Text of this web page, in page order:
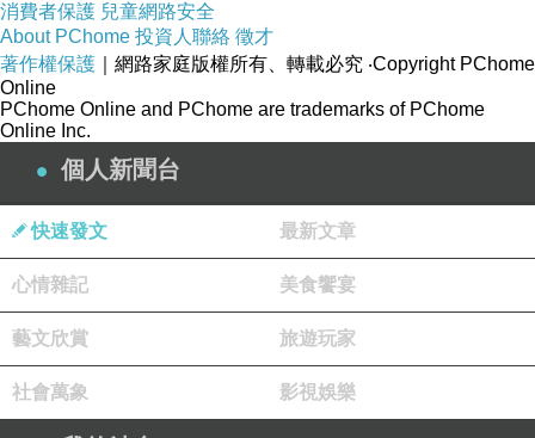
消費者保護 兒童網路安全
About PChome 投資人聯絡 徵才
著作權保護 ｜網路家庭版權所有、轉載必究 ‧Copyright PChome
Online
PChome Online and PChome are trademarks of PChome
Online Inc.
個人新聞台
快速發文 最新文章
心情雜記 美食饗宴
藝文欣賞 旅遊玩家
社會萬象 影視娛樂